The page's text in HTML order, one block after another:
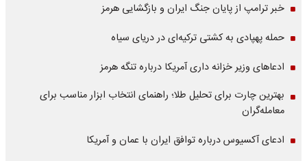
خبر ترامپ از پایان جنگ ایران و بازگشایی هرمز
حمله پهپادی به کشتی ترکیه‌ای در دریای سیاه
ادعاهای وزیر خزانه داری آمریکا درباره تنگه هرمز
بهترین چارت برای تحلیل طلا؛ راهنمای انتخاب ابزار مناسب برای
معامله‌گران
ادعای آکسیوس درباره توافق ایران با عمان و آمریکا